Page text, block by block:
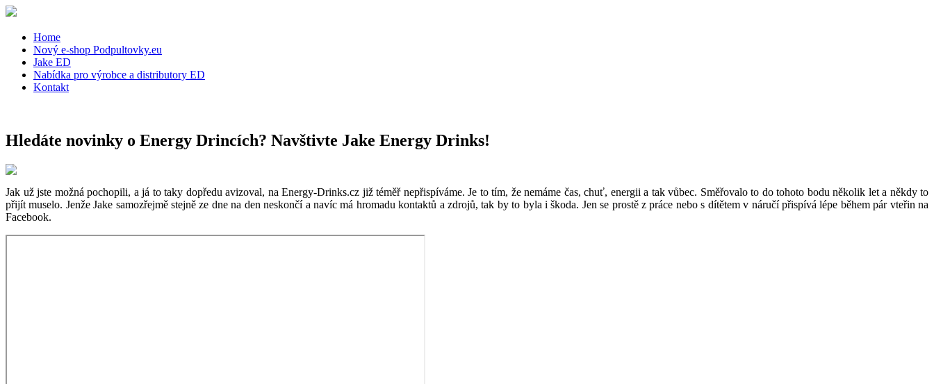
Home
Nový e-shop Podpultovky.eu
Jake ED
Nabídka pro výrobce a distributory ED
Kontakt
Hledáte novinky o Energy Drincích? Navštivte Jake Energy Drinks!
Jak už jste možná pochopili, a já to taky dopředu avizoval, na Energy-Drinks.cz již téměř nepřispíváme. Je to tím, že nemáme čas, chuť, energii a tak vůbec. Směřovalo to do tohoto bodu několik let a někdy to
přijít muselo. Jenže Jake samozřejmě stejně ze dne na den neskončí a navíc má hromadu kontaktů a zdrojů, tak by to byla i škoda. Jen se prostě z práce nebo s dítětem v náručí přispívá lépe během pár vteřin na
Facebook.